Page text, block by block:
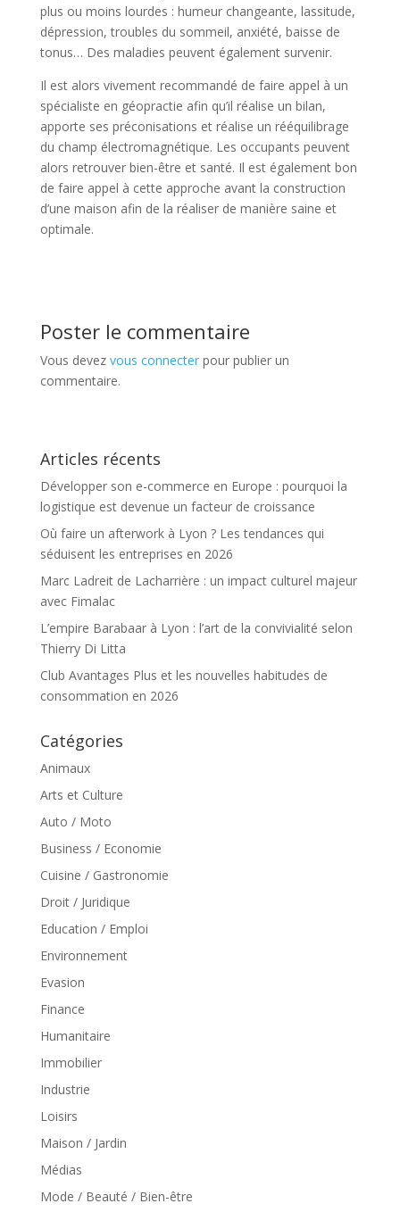
plus ou moins lourdes : humeur changeante, lassitude,
dépression, troubles du sommeil, anxiété, baisse de
tonus… Des maladies peuvent également survenir.
Il est alors vivement recommandé de faire appel à un
spécialiste en géopractie afin qu’il réalise un bilan,
apporte ses préconisations et réalise un rééquilibrage
du champ électromagnétique. Les occupants peuvent
alors retrouver bien-être et santé. Il est également bon
de faire appel à cette approche avant la construction
d’une maison afin de la réaliser de manière saine et
optimale.
Poster le commentaire
Vous devez vous connecterpour publier un
commentaire.
Articles récents
Développer son e-commerce en Europe : pourquoi la
logistique est devenue un facteur de croissance
Où faire un afterwork à Lyon ? Les tendances qui
séduisent les entreprises en 2026
Marc Ladreit de Lacharrière : un impact culturel majeur
avec Fimalac
L’empire Barabaar à Lyon : l’art de la convivialité selon
Thierry Di Litta
Club Avantages Plus et les nouvelles habitudes de
consommation en 2026
Catégories
Animaux
Arts et Culture
Auto / Moto
Business / Economie
Cuisine / Gastronomie
Droit / Juridique
Education / Emploi
Environnement
Evasion
Finance
Humanitaire
Immobilier
Industrie
Loisirs
Maison / Jardin
Médias
Mode / Beauté / Bien-être